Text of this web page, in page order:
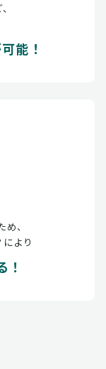
能！
、
より
！